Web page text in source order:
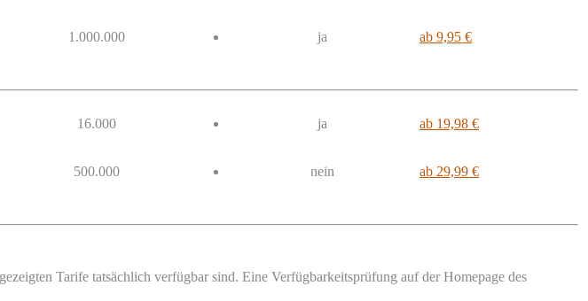
1.000.000 ja ab 9,95 €
16.000 ja ab 19,98 €
500.000 nein ab 29,99 €
Tarife tatsächlich verfügbar sind. Eine Verfügbarkeitsprüfung auf der Homepage des